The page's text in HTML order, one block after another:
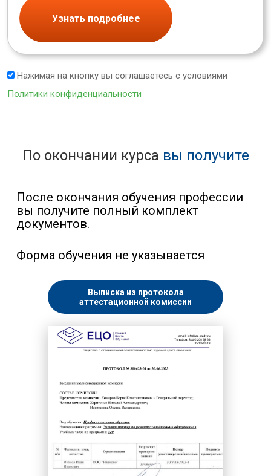
Узнать подробнее
Нажимая на кнопку вы соглашаетесь с условиями
Политики конфиденциальности
По окончании курса вы получите
После окончания обучения профессии
вы получите полный комплект
документов.
Форма обучения не указывается
Выписка из протокола
аттестационной комиссии